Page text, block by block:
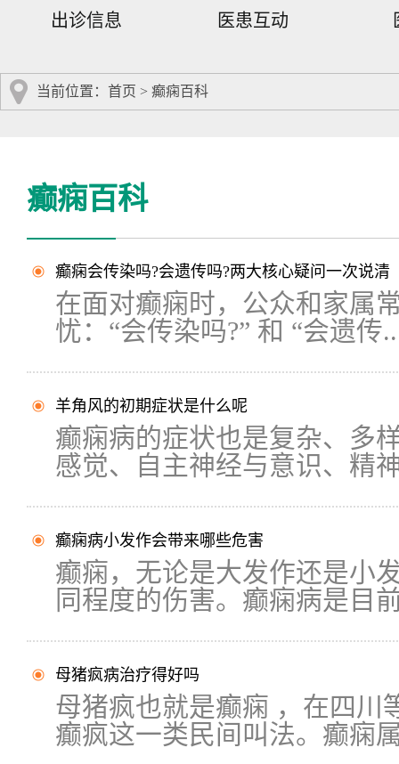
出诊信息 医患互动
当前位置： 首页 > 癫痫百科
癫痫百科
癫痫会传染吗?会遗传吗?两大核心疑问一次说清
在面对癫痫时，公众和家属
忧：“会传染吗?” 和 “会遗传
羊角风的初期症状是什么呢
癫痫病的症状也是复杂、多
感觉、自主神经与意识、精
癫痫病小发作会带来哪些危害
癫痫，无论是大发作还是小
同程度的伤害。癫痫病是目
母猪疯病治疗得好吗
母猪疯也就是癫痫 ，在四川
癫疯这一类民间叫法。癫痫